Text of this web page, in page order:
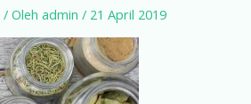
/ Olehadmin/ 21 April 2019